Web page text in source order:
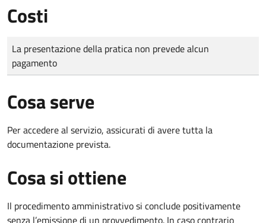
Costi
Tipo di pagamento
Importo
La presentazione della pratica non prevede alcun
pagamento
Cosa serve
Per accedere al servizio, assicurati di avere tutta la
documentazione prevista.
Cosa si ottiene
Il procedimento amministrativo si conclude positivamente
senza l’emissione di un provvedimento. In caso contrario